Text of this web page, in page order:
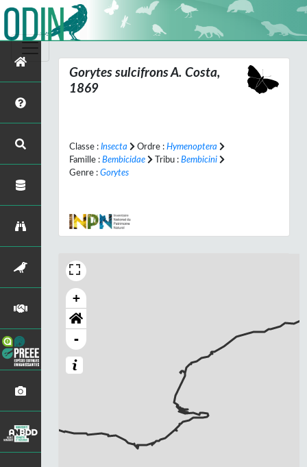
Gorytes sulcifronsA. Costa,
1869
Classe : Insecta Ordre : Hymenoptera
Famille : Bembicidae Tribu : Bembicini
Genre : Gorytes
+
-